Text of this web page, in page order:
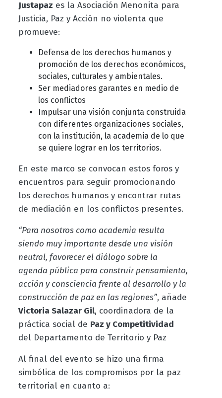
Justapaz es la Asociación Menonita para
Justicia, Paz y Acción no violenta que
promueve:
Defensa de los derechos humanos y
promoción de los derechos económicos,
sociales, culturales y ambientales.
Ser mediadores garantes en medio de
los conflictos
Impulsar una visión conjunta construida
con diferentes organizaciones sociales,
con la institución, la academia de lo que
se quiere lograr en los territorios.
En este marco se convocan estos foros y
encuentros para seguir promocionando
los derechos humanos y encontrar rutas
de mediación en los conflictos presentes.
“Para nosotros como academia resulta
siendo muy importante desde una visión
neutral, favorecer el diálogo sobre la
agenda pública para construir pensamiento,
acción y consciencia frente al desarrollo y la
construcción de paz en las regiones”, añade
Victoria Salazar Gil, coordinadora de la
práctica social de Paz y Competitividad
del Departamento de Territorio y Paz
Al final del evento se hizo una firma
simbólica de los compromisos por la paz
territorial en cuanto a: